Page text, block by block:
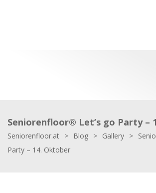
Seniorenfloor® Let’s go Party –
Seniorenfloor.at > Blog > Gallery >
Party – 14. Oktober